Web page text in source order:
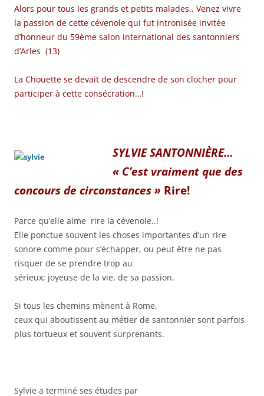
Alors pour tous les grands et petits malades.. Venez vivre
la passion de cette cévenole qui fut intronisée invitée
d’honneur du 59ème salon international des santonniers
d’Arles (13)
La Chouette se devait de descendre de son clocher pour
participer à cette consécration…!
SYLVIE SANTONNIÈRE…
« C’est vraiment que des
concours de circonstances » Rire!
Parce qu’elle aime rire la cévenole..!
Elle ponctue souvent les choses importantes d’un rire
sonore comme pour s’échapper, ou peut être ne pas
risquer de se prendre trop au
sérieux; joyeuse de la vie, de sa passion,
Si tous les chemins mènent à Rome,
ceux qui aboutissent au métier de santonnier sont parfois
plus tortueux et souvent surprenants.
Sylvie a terminé ses études par